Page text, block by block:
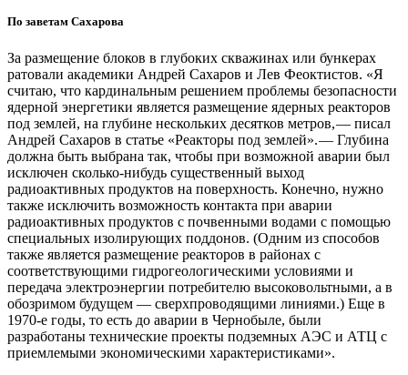
По заветам Сахарова
За размещение блоков в глубоких скважинах или бункерах
ратовали академики Андрей Сахаров и Лев Феоктистов. «Я
считаю, что кардинальным решением проблемы безопасности
ядерной энергетики является размещение ядерных реакторов
под землей, на глубине нескольких десятков метров, — ​писал
Андрей Сахаров в статье «Реакторы под землей». — ​Глубина
должна быть выбрана так, чтобы при возможной аварии был
исключен сколько‑нибудь существенный выход
радиоактивных продуктов на поверхность. Конечно, нужно
также исключить возможность контакта при аварии
радиоактивных продуктов с почвенными водами с помощью
специальных изолирующих поддонов. (Одним из способов
также является размещение реакторов в районах с
соответствующими гидрогеологическими условиями и
передача электроэнергии потребителю высоковольтными, а в
обозримом будущем — ​сверхпроводящими линиями.) Еще в
1970‑е годы, то есть до аварии в Чернобыле, были
разработаны технические проекты подземных АЭС и АТЦ с
приемлемыми экономическими характеристиками».